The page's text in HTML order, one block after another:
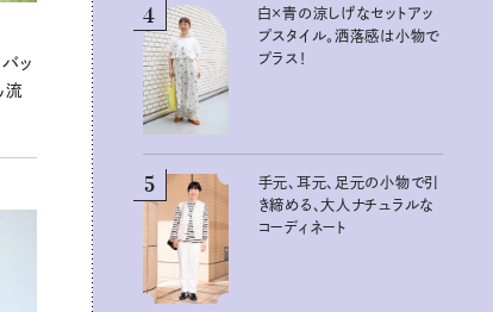
ッ
流
4
白×青の涼しげなセットアッ
プスタイル。洒落感は小物で
プラス！
5
手元、耳元、足元の小物で引
き締める、大人ナチュラルな
コーディネート
4
白×青の涼しげなセットアッ
プスタイル。洒落感は小物で
プラス！
5
手元、耳元、足元の小物で引
き締める、大人ナチュラルな
コーディネート